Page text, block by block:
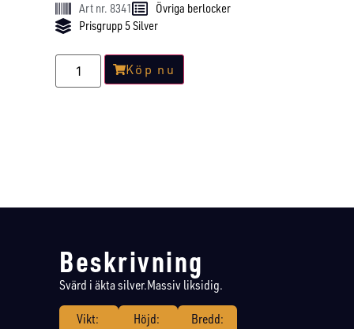
Art nr. 8341
Övriga berlocker
Prisgrupp 5 Silver
Köp nu
Beskrivning
Svärd i äkta silver.Massiv liksidig.
Vikt:
Höjd:
Bredd: